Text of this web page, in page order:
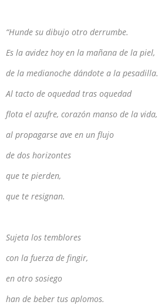
“Hunde su dibujo otro derrumbe.
Es la avidez hoy en la mañana de la piel,
de la medianoche dándote a la pesadilla.
Al tacto de oquedad tras oquedad
flota el azufre, corazón manso de la vida,
al propagarse ave en un flujo
de dos horizontes
que te pierden,
que te resignan.
Sujeta los temblores
con la fuerza de fingir,
en otro sosiego
han de beber tus aplomos.